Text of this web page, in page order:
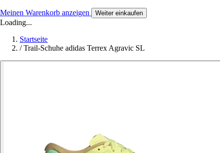
Meinen Warenkorb anzeigen Weiter einkaufen
Loading...
Startseite
/ Trail-Schuhe adidas Terrex Agravic SL